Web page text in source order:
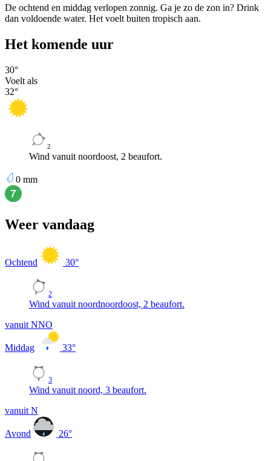
De ochtend en middag verlopen zonnig. Ga je zo de zon in? Drink
dan voldoende water. Het voelt buiten tropisch aan.
Het komende uur
30°
Voelt als
32°
2
Wind vanuit noordoost, 2 beaufort.
0 mm
Weer vandaag
Ochtend 30°
2
Wind vanuit noordnoordoost, 2 beaufort.
vanuit NNO
Middag 33°
3
Wind vanuit noord, 3 beaufort.
vanuit N
Avond 26°